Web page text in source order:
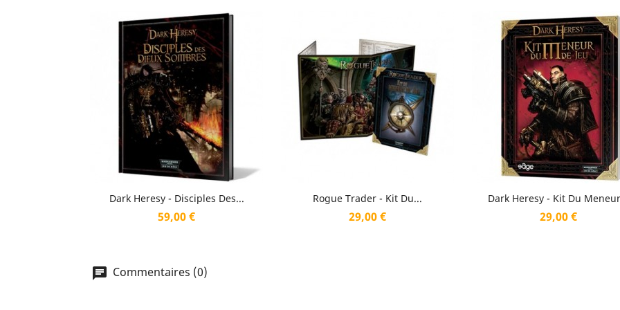
Dark Heresy - Disciples Des...
Prix
59,00 €
Aperçu rapide Rogue Trader - Kit Du...
Prix
29,00 €
Aperçu rapide Dark Heresy - Kit Du
Prix
29,00 €
Aperçu rapide
Commentaires (0)